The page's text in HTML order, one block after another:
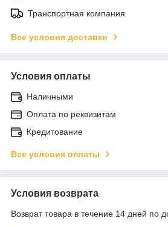
Транспортная компания
Все условия доставки
Условия оплаты
Наличными
Оплата по реквизитам
Кредитование
Все условия оплаты
Условия возврата
Возврат товара в течение 14 дней по